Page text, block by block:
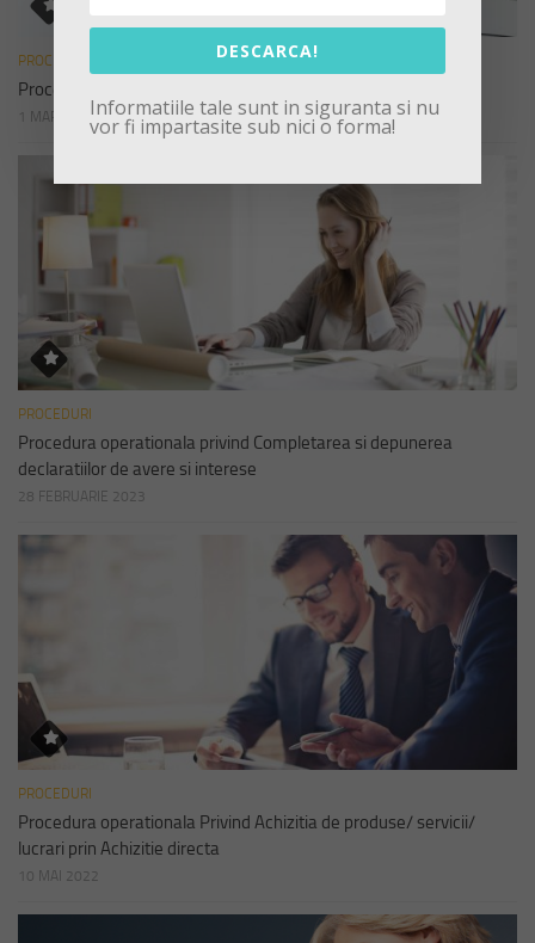
PROCEDURI
Procedura de sistem privind declararea cadourilor
1 MARTIE 2023
PROCEDURI
Procedura operationala privind Completarea si depunerea
declaratiilor de avere si interese
28 FEBRUARIE 2023
PROCEDURI
Procedura operationala Privind Achizitia de produse/ servicii/
lucrari prin Achizitie directa
10 MAI 2022
DESCARCA!
Informatiile tale sunt in siguranta si nu
vor fi impartasite sub nici o forma!